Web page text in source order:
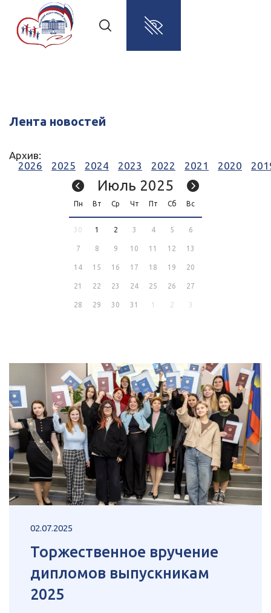
Лента новостей
Архив:
2026
2025 2024 2023 2022 2021 2020
Июль 2025
Пн Вт Ср Чт Пт Сб Вс
30 1 2 3 4 5 6
7 8 9 10 11 12 13
14 15 16 17 18 19 20
21 22 23 24 25 26 27
28 29 30 31 1 2 3
02.07.2025
Торжественное вручение
дипломов выпускникам
2025